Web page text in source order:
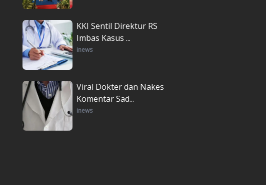
KKI Sentil Direktur RS
Imbas Kasus ...
inews
Viral Dokter dan Nakes
Komentar Sad...
inews